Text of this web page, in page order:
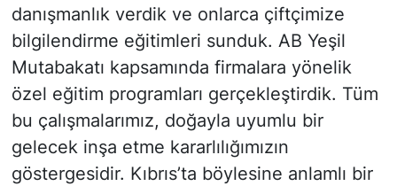
danışmanlık verdik ve onlarca çiftçimize
bilgilendirme eğitimleri sunduk. AB Yeşil
Mutabakatı kapsamında firmalara yönelik
özel eğitim programları gerçekleştirdik. Tüm
bu çalışmalarımız, doğayla uyumlu bir
gelecek inşa etme kararlılığımızın
göstergesidir. Kıbrıs’ta böylesine anlamlı bir